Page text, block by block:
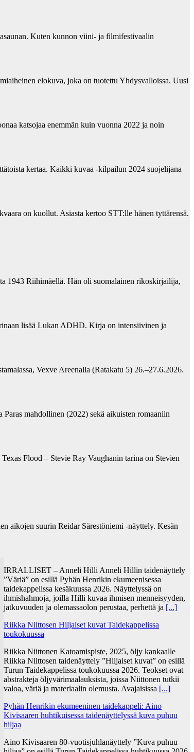
Kuten kunnon viini- ja filmifestivaalin
elokuva, joka on tuotettu Yhdysvalloissa. Uusi
katsojaa enemmän kuin vuonna 2022 ja noin
kertaa. Kaikki kuvaa -kilpailun 2024 suojelijana
on kuollut. Asiasta kertoo STT:lle hänen tyttärensä.
1943 Riihimäellä. Hän oli suomalainen rikoskirjailija,
lisää Lukan ADHD. Kirja on intensiivinen ja
Vexve Areenalla (Ratakatu 5) 26.–27.6.2026.
mahdollinen (2022) sekä aikuisten romaaniin
Flood – Stevie Ray Vaughanin tarina on Stevien
aikojen suurin Reidar Särestöniemi -näyttely. Kesän
IRRALLISET – Anneli Hilli Anneli Hillin taidenäyttely
”Väriä” on esillä Pyhän Henrikin ekumeenisessa
taidekappelissa kesäkuussa 2026. Näyttelyssä on
ihmishahmoja, joilla Hilli kuvaa ihmisen menneisyyden,
jatkuvuuden ja olemassaolon perustaa, perhettä ja [...]
Riikka Niittosen Hiljaiset kuvat Taidekappelissa
toukokuussa
Riikka Niittonen Katoamispiste, 2025, öljy kankaalle
Riikka Niittosen taidenäyttely ”Hiljaiset kuvat” on esillä
Turun Taidekappelissa toukokuussa 2026. Teokset ovat
abstrakteja öljyvärimaalauksista, joissa Niittonen tutkii
valoa, väriä ja materiaalin olemusta. Avajaisissa [...]
Pyhän Henrikin ekumeeninen taidekappeli: Aino
Kivisaaren huhtikuisessa taidenäyttelyssä kuva puhuu
hiljaa
Aino Kivisaaren 80-vuotisjuhlanäyttely ”Kuva puhuu